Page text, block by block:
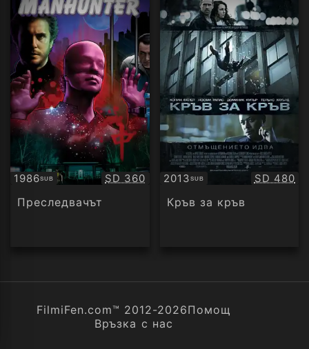
1986SUB
Субтитри Качество:
SD 360
Преследвачът
2013SUB
Субтитри SD 480
Кръв за кръв
FilmiFen.com™ 2012-2026Помощ
Връзка с нас